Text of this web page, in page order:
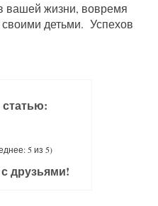
вашей жизни, вовремя
детьми. Успехов
5 из 5)
друзьями!